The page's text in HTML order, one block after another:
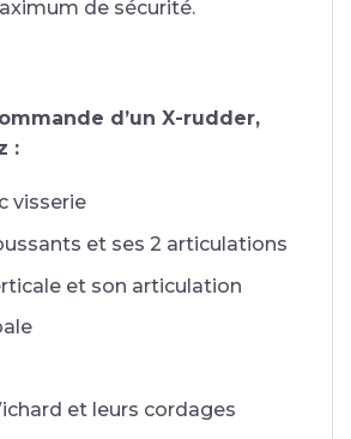
de sécurité.
d’un X-rudder,
:
visserie
et ses 2 articulations
et son articulation
et leurs cordages